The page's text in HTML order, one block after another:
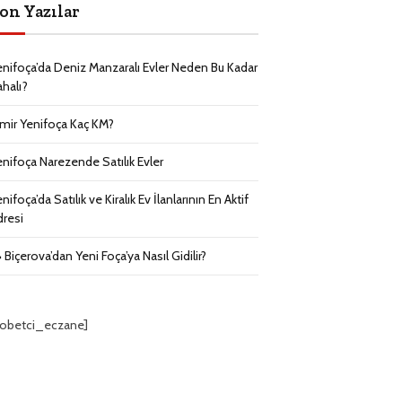
Yazılar
Deniz Manzaralı Evler Neden Bu Kadar
Yenifoça Kaç KM?
Narezende Satılık Evler
Satılık ve Kiralık Ev İlanlarının En Aktif
Biçerova’dan Yeni Foça’ya Nasıl Gidilir?